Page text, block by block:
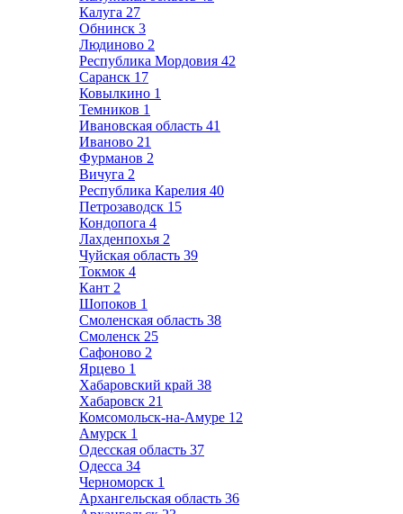
Калуга 27
Обнинск 3
Людиново 2
Республика Мордовия 42
Саранск 17
Ковылкино 1
Темников 1
Ивановская область 41
Иваново 21
Фурманов 2
Вичуга 2
Республика Карелия 40
Петрозаводск 15
Кондопога 4
Лахденпохья 2
Чуйская область 39
Токмок 4
Кант 2
Шопоков 1
Смоленская область 38
Смоленск 25
Сафоново 2
Ярцево 1
Хабаровский край 38
Хабаровск 21
Комсомольск-на-Амуре 12
Амурск 1
Одесская область 37
Одесса 34
Черноморск 1
Архангельская область 36